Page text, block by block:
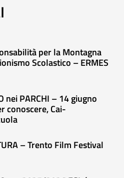
per la Montagna
Scolastico – ERMES
nei PARCHI – 14 giugno
conoscere, Cai-
– Trento Film Festival